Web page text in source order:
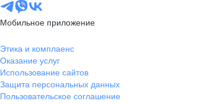
Мобильное приложение
Этика и комплаенс
Оказание услуг
Использование сайтов
Защита персональных данных
Пользовательское соглашение